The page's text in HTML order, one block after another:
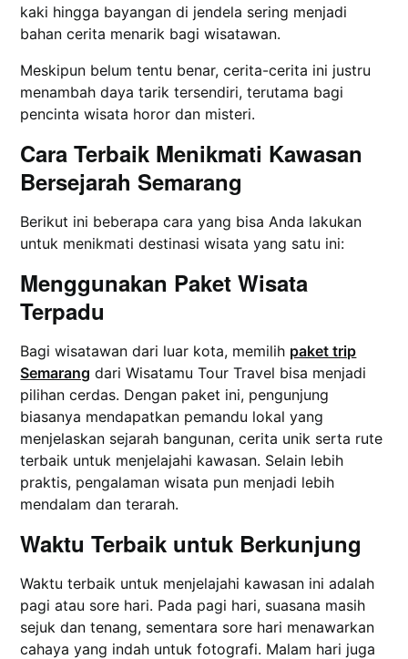
kaki hingga bayangan di jendela sering menjadi
bahan cerita menarik bagi wisatawan.
Meskipun belum tentu benar, cerita-cerita ini justru
menambah daya tarik tersendiri, terutama bagi
pencinta wisata horor dan misteri.
Cara Terbaik Menikmati Kawasan
Bersejarah Semarang
Berikut ini beberapa cara yang bisa Anda lakukan
untuk menikmati destinasi wisata yang satu ini:
Menggunakan Paket Wisata
Terpadu
Bagi wisatawan dari luar kota, memilih paket trip
Semarang dari Wisatamu Tour Travel bisa menjadi
pilihan cerdas. Dengan paket ini, pengunjung
biasanya mendapatkan pemandu lokal yang
menjelaskan sejarah bangunan, cerita unik serta rute
terbaik untuk menjelajahi kawasan. Selain lebih
praktis, pengalaman wisata pun menjadi lebih
mendalam dan terarah.
Waktu Terbaik untuk Berkunjung
Waktu terbaik untuk menjelajahi kawasan ini adalah
pagi atau sore hari. Pada pagi hari, suasana masih
sejuk dan tenang, sementara sore hari menawarkan
cahaya yang indah untuk fotografi. Malam hari juga